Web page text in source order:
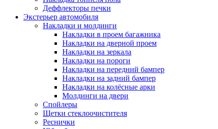
Деффлекторы печки
Экстерьер автомобиля
Накладки и молдинги
Накладки в проем багажника
Накладки на дверной проем
Накладки на зеркала
Накладки на пороги
Накладки на передний бампер
Накладки на задний бампер
Накладки на колёсные арки
Молдинги на двери
Спойлеры
Щетки стеклоочистителя
Реснички